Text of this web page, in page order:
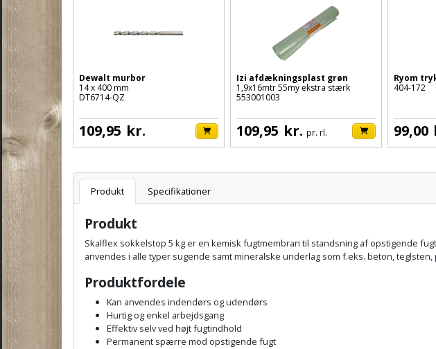
Dewalt murbor
14 x 400 mm
DT6714-QZ
109,95 kr.
Izi afdækningsplast grøn
1,9x16mtr 55my ekstra stærk
553001003
109,95 kr. pr. rl.
Ryom
404-172
99,00
Varenummer
Produkt
Specifikationer
Produkt
Skalflex sokkelstop 5 kg er en kemisk fugtmembran til standsning af opstigende
anvendes i alle typer sugende samt mineralske underlag som f.eks. beton,
Produktfordele
Kan anvendes indendørs og udendørs
Hurtig og enkel arbejdsgang
Effektiv selv ved højt fugtindhold
Permanent spærre mod opstigende fugt